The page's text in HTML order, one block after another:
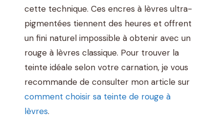
cette technique. Ces encres à lèvres ultra-
pigmentées tiennent des heures et offrent
un fini naturel impossible à obtenir avec un
rouge à lèvres classique. Pour trouver la
teinte idéale selon votre carnation, je vous
recommande de consulter mon article sur
comment choisir sa teinte de rouge à
lèvres.